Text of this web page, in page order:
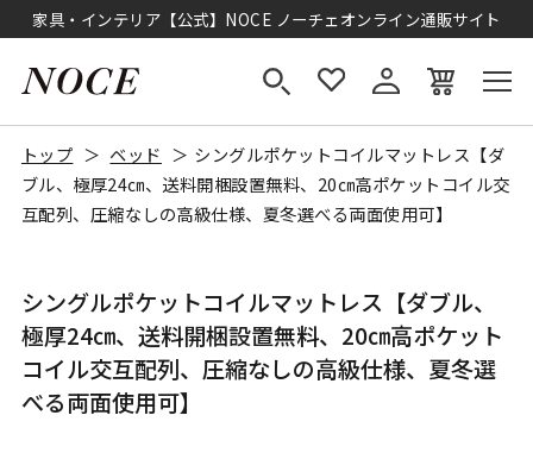
家具・インテリア【公式】NOCE ノーチェオンライン通販サイト
トップ ベッド
シングルポケットコイルマットレス【ダ
ブル、極厚24㎝、送料開梱設置無料、20㎝高ポケットコイル交
互配列、圧縮なしの高級仕様、夏冬選べる両面使用可】
シングルポケットコイルマットレス【ダブル、
極厚24㎝、送料開梱設置無料、20㎝高ポケット
コイル交互配列、圧縮なしの高級仕様、夏冬選
べる両面使用可】